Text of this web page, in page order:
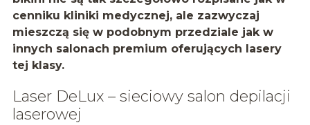
cenniku kliniki medycznej, ale zazwyczaj
mieszczą się w podobnym przedziale jak w
innych salonach premium oferujących lasery
tej klasy.
Laser DeLux – sieciowy salon depilacji
laserowej